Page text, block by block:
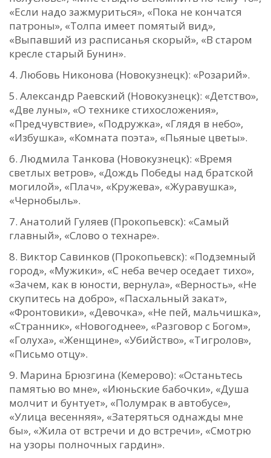
«Если надо зажмуриться», «Пока не кончатся
патроны», «Толпа имеет помятый вид»,
«Выпавший из расписанья скорый», «В старом
кресле старый Бунин».
Любовь Никонова (Новокузнецк): «Розарий».
Александр Раевский (Новокузнецк): «Детство»,
«Две луны», «О технике стихосложения»,
«Предчувствие», «Подружка», «Глядя в небо»,
«Избушка», «Комната поэта», «Пьяные цветы».
Людмила Танкова (Новокузнецк): «Время
светлых ветров», «Дождь Победы над братской
могилой», «Плач», «Кружева», «Журавушка»,
«Чернобыль».
Анатолий Гуляев (Прокопьевск): «Самый
главный», «Слово о технаре».
Виктор Савинков (Прокопьевск): «Подземный
город», «Мужики», «С неба вечер оседает тихо»,
«Зачем, как в юности, вернула», «Верность», «Не
скупитесь на добро», «Пасхальный закат»,
«Фронтовики», «Девочка», «Не пей, мальчишка»,
«Странник», «Новогоднее», «Разговор с Богом»,
«Голуха», «Женщине», «Убийство», «Тигролов»,
«Письмо отцу».
Марина Брюзгина (Кемерово): «Останьтесь
памятью во мне», «Июньские бабочки», «Душа
молчит и бунтует», «Полумрак в автобусе»,
«Улица весенняя», «Затеряться однажды мне
бы», «Жила от встречи и до встречи», «Смотрю
на узоры полночных гардин».